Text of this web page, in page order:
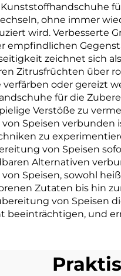
ohne immer
wird. Verbesserte
empfindlichen
zeichnet sich
Zitrusfrüchten über
oder gereizt
für die
Verstöße zu
Speisen
zu
von Speisen
Alternativen
Speisen, sowohl
Zutaten bis hin
von Speisen
beeinträchtigen, und